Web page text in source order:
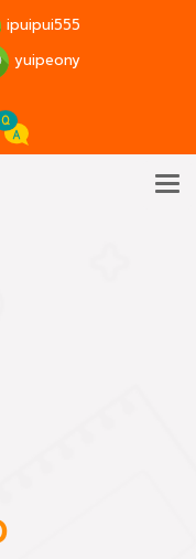
ipuipui555
yuipeony